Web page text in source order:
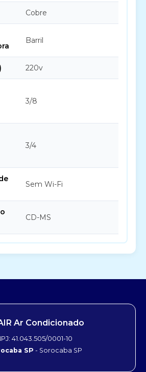
Cobre
Barril
220v
3/8
3/4
Sem Wi-Fi
CD-MS
Ar Condicionado
41.043.505/0001-10
SP - Sorocaba SP